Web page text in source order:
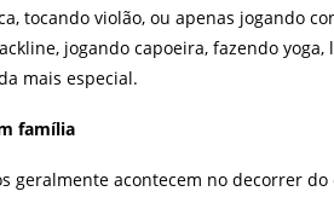
tocando violão, ou apenas jogando
jogando capoeira, fazendo
mais especial.
família
geralmente acontecem no decorrer